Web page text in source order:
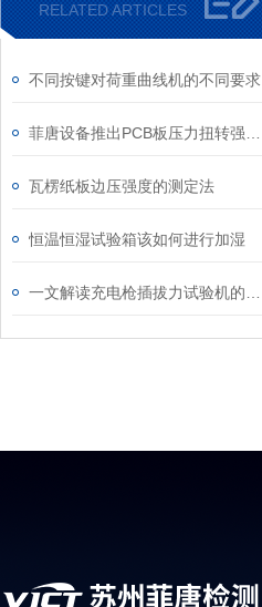
RELATED ARTICLES
不同按键对荷重曲线机的不同要求
瓦楞纸板边压强度的测定法
恒温恒湿试验箱该如何进行加湿